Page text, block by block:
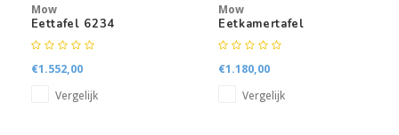
Barkrukken
Eetkamerbanken
Mow
Eettafel 6234
€1.552,00
Vergelijk
Mow
Eetkamertafel
Wellington
€1.180,00
Vergelijk